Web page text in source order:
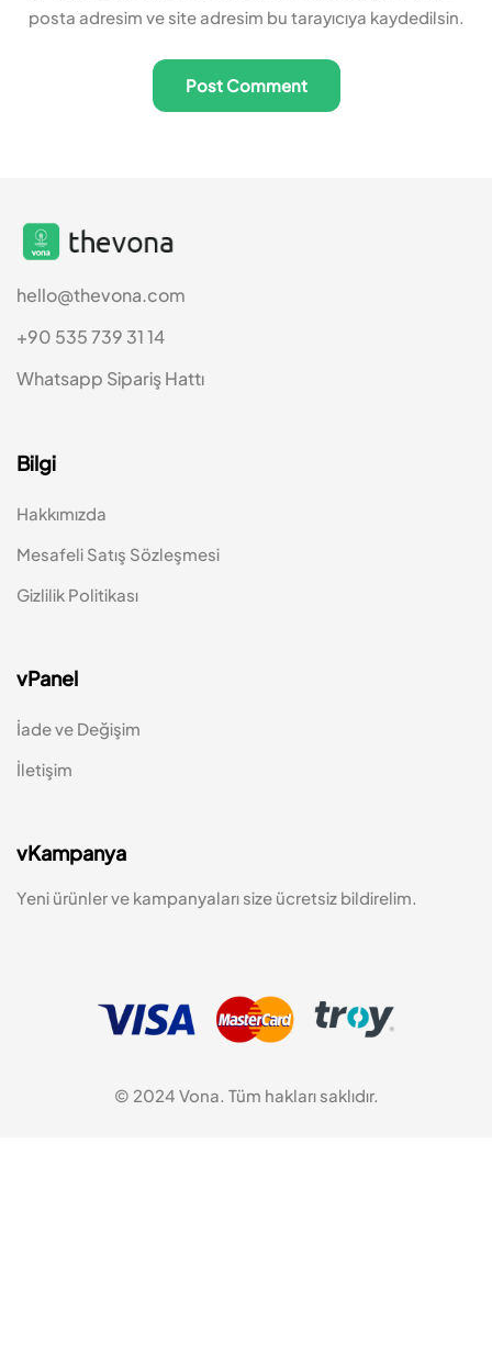
posta adresim ve site adresim bu tarayıcıya kaydedilsin.
hello@thevona.com
+90 535 739 31 14
Whatsapp Sipariş Hattı
Bilgi
Hakkımızda
Mesafeli Satış Sözleşmesi
Gizlilik Politikası
vPanel
İade ve Değişim
İletişim
vKampanya
Yeni ürünler ve kampanyaları size ücretsiz bildirelim.
© 2024 Vona. Tüm hakları saklıdır.